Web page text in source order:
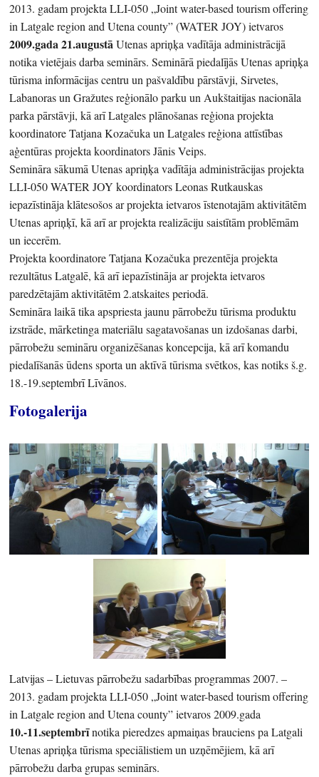
2013. gadam projekta LLI-050 „Joint water-based tourism offering
in Latgale region and Utena county” (WATER JOY) ietvaros
2009.gada 21.augustāUtenas apriņķa vadītāja administrācijā
notika vietējais darba seminārs. Seminārā piedalījās Utenas apriņķa
tūrisma informācijas centru un pašvaldību pārstāvji, Sirvetes,
Labanoras un Gražutes reģionālo parku un Aukštaitijas nacionāla
parka pārstāvji, kā arī Latgales plānošanas reģiona projekta
koordinatore Tatjana Kozačuka un Latgales reģiona attīstības
aģentūras projekta koordinators Jānis Veips.
Semināra sākumā Utenas apriņķa vadītāja administrācijas projekta
LLI-050 WATER JOY koordinators Leonas Rutkauskas
iepazīstināja klātesošos ar projekta ietvaros īstenotajām aktivitātēm
Utenas apriņķī, kā arī ar projekta realizāciju saistītām problēmām
un iecerēm.
Projekta koordinatore Tatjana Kozačuka prezentēja projekta
rezultātus Latgalē, kā arī iepazīstināja ar projekta ietvaros
paredzētajām aktivitātēm 2.atskaites periodā.
Semināra laikā tika apspriesta jaunu pārrobežu tūrisma produktu
izstrāde, mārketinga materiālu sagatavošanas un izdošanas darbi,
pārrobežu semināru organizēšanas koncepcija, kā arī komandu
piedalīšanās ūdens sporta un aktīvā tūrisma svētkos, kas notiks š.g.
18.-19.septembrī Līvānos.
Fotogalerija
Latvijas – Lietuvas pārrobežu sadarbības programmas 2007. –
2013. gadam projekta LLI-050 „Joint water-based tourism offering
in Latgale region and Utena county” ietvaros 2009.gada
10.-11.septembrīnotika pieredzes apmaiņas brauciens pa Latgali
Utenas apriņķa tūrisma speciālistiem un uzņēmējiem, kā arī
pārrobežu darba grupas seminārs.